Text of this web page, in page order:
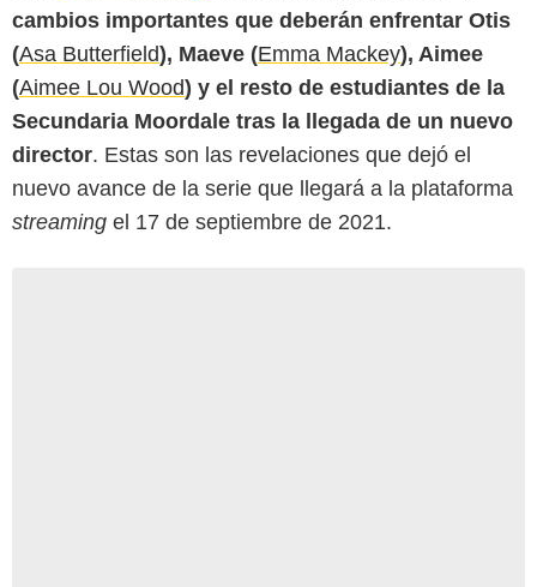
cambios importantes que deberán enfrentar Otis
(Asa Butterfield), Maeve (Emma Mackey), Aimee
(Aimee Lou Wood) y el resto de estudiantes de la
Secundaria Moordale tras la llegada de un nuevo
director. Estas son las revelaciones que dejó el
nuevo avance de la serie que llegará a la plataforma
streaming el 17 de septiembre de 2021.